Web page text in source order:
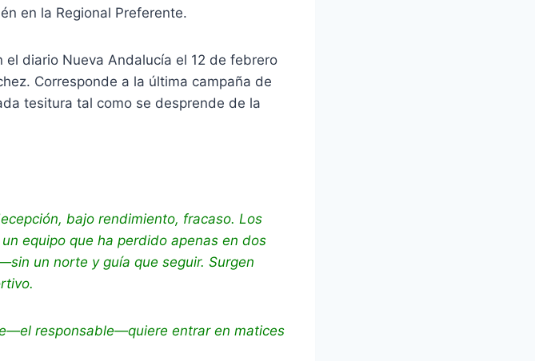
en la Regional Preferente.
diario Nueva Andalucía el 12 de febrero
Corresponde a la última campaña de
tesitura tal como se desprende de la
bajo rendimiento, fracaso. Los
equipo que ha perdido apenas en dos
un norte y guía que seguir. Surgen
responsable—quiere entrar en matices